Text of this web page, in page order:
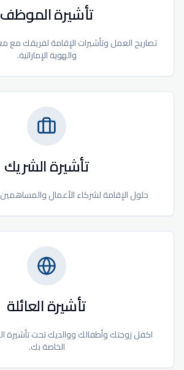
تأشيرة الموظف
تصاريح العمل وتأشيرات الإقامة لفريقك مع
والهوية الإماراتية.
تأشيرة الشريك
حلول الإقامة لشركاء الأعمال والمساهمين
تأشيرة العائلة
اكفل زوجتك وأطفالك ووالديك تحت تأشيرة
الخاصة بك.